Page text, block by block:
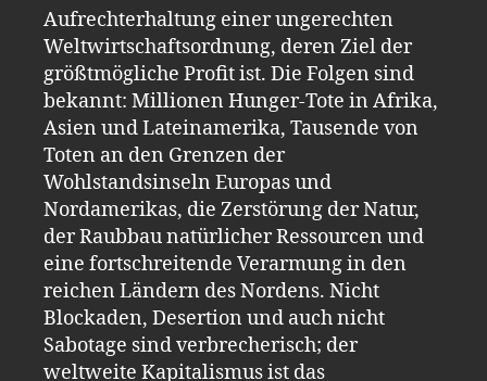
Aufrechterhaltung einer ungerechten
Weltwirtschaftsordnung, deren Ziel der
größtmögliche Profit ist. Die Folgen sind
bekannt: Millionen Hunger-Tote in Afrika,
Asien und Lateinamerika, Tausende von
Toten an den Grenzen der
Wohlstandsinseln Europas und
Nordamerikas, die Zerstörung der Natur,
der Raubbau natürlicher Ressourcen und
eine fortschreitende Verarmung in den
reichen Ländern des Nordens. Nicht
Blockaden, Desertion und auch nicht
Sabotage sind verbrecherisch; der
weltweite Kapitalismus ist das